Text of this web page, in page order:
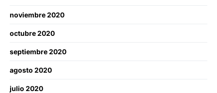
noviembre 2020
octubre 2020
septiembre 2020
agosto 2020
julio 2020